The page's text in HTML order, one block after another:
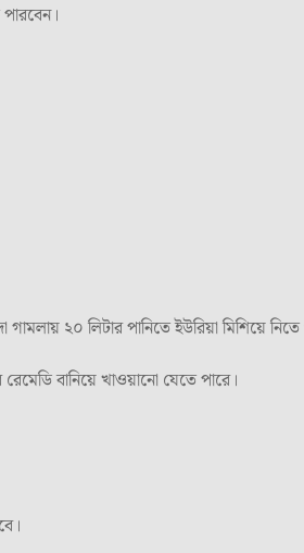
২০ লিটার পানিতে ইউরিয়া মিশিয়ে নিতে
বানিয়ে খাওয়ানো যেতে পারে।